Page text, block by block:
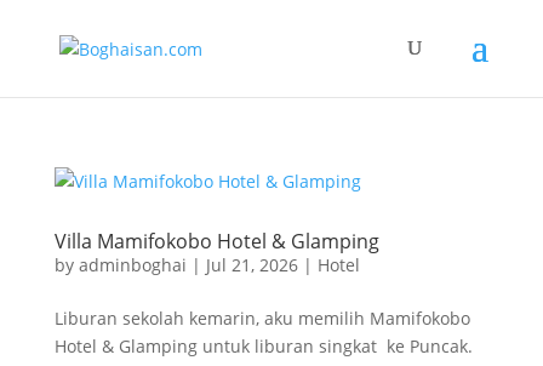
Villa Mamifokobo Hotel & Glamping
by adminboghai | Jul 21, 2026| Hotel
Liburan sekolah kemarin, aku memilih Mamifokobo
Hotel & Glamping untuk liburan singkat ke Puncak.